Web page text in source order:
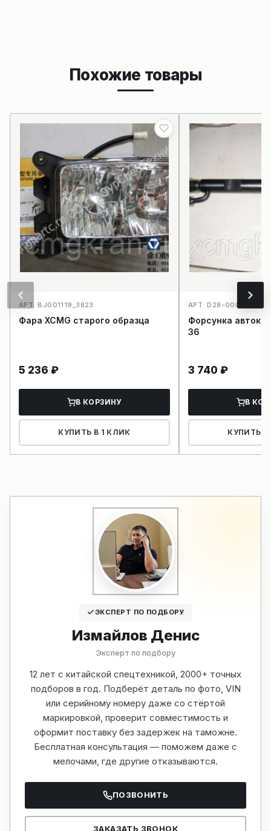
Похожие товары
АРТ: BJ001119_3823
Фара XCMG старого образца
5 236 ₽
В КОРЗИНУ
КУПИТЬ В 1 КЛИК
АРТ: D28-000-
Форсунка
36
3 740 ₽
В
КУПИТЬ В
ЭКСПЕРТ ПО ПОДБОРУ
Измайлов Денис
Эксперт по подбору
12 лет с китайской спецтехникой, 2000+ точных
подборов в год. Подберёт деталь по фото, VIN
или серийному номеру даже со стёртой
маркировкой, проверит совместимость и
оформит поставку без задержек на таможне.
Бесплатная консультация — поможем даже с
мелочами, где другие отказываются.
ПОЗВОНИТЬ
ЗАКАЗАТЬ ЗВОНОК